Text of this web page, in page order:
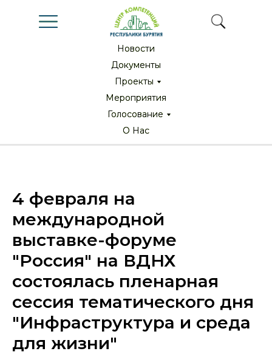
Новости
Новости
Документы
Документы
Мероприятия
Мероприятия
Проекты
Проекты
О Нас
О Нас
Голосование
Голосование
4 февраля на
международной
выставке-форуме
"Россия" на ВДНХ
состоялась пленарная
сессия тематического дня
"Инфраструктура и среда
для жизни"